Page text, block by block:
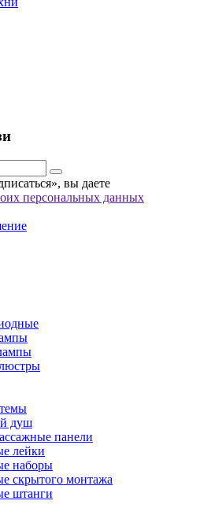
вы даете
персональных данных
душ
панели
лейки
наборы
скрытого монтажа
штанги